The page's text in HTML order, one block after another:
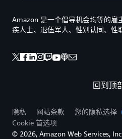
回到顶
Amazon 是一个倡导机会均等的雇
疾人士、退伍军人、性别认同、性
隐私 网站条款
您的隐私选择
Cookie 首选项
© 2026, Amazon Web Services,